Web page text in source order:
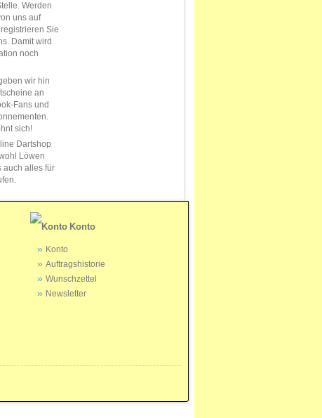
Werden
uns auf
Sie
Damit wird
noch
wir hin
an
Fans und
sich!
Dartshop
Löwen
auch alles für
Konto
Konto
Auftragshistorie
Wunschzettel
Newsletter